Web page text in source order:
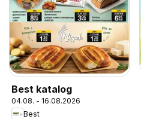
Best katalog
04.08. - 16.08.2026
Best